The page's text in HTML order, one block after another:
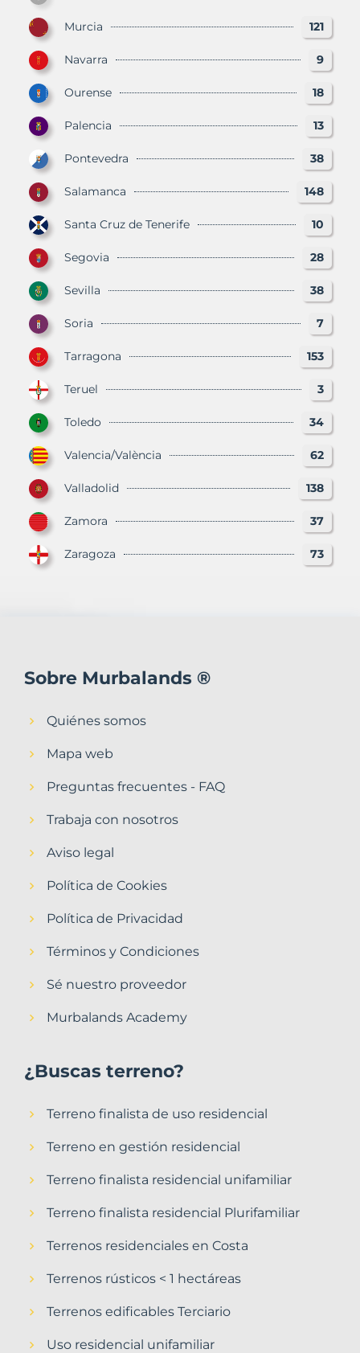
Murcia 121
Navarra 9
Ourense 18
Palencia 13
Pontevedra 38
Salamanca 148
Santa Cruz de Tenerife 10
Segovia 28
Sevilla 38
Soria 7
Tarragona 153
Teruel 3
Toledo 34
Valencia/València 62
Valladolid 138
Zamora 37
Zaragoza 73
Sobre Murbalands ®
Quiénes somos
Mapa web
Preguntas frecuentes - FAQ
Trabaja con nosotros
Aviso legal
Política de Cookies
Política de Privacidad
Términos y Condiciones
Sé nuestro proveedor
Murbalands Academy
¿Buscas terreno?
Terreno finalista de uso residencial
Terreno en gestión residencial
Terreno finalista residencial unifamiliar
Terreno finalista residencial Plurifamiliar
Terrenos residenciales en Costa
Terrenos rústicos < 1 hectáreas
Terrenos edificables Terciario
Uso residencial unifamiliar